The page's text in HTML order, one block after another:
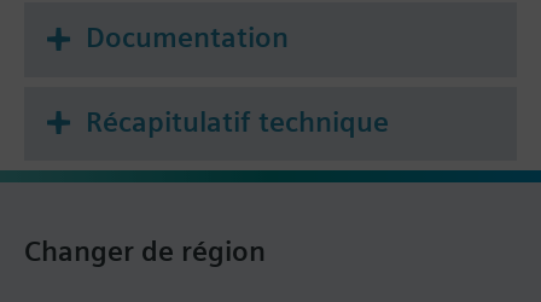
Documentation
Récapitulatif technique
Changer de région